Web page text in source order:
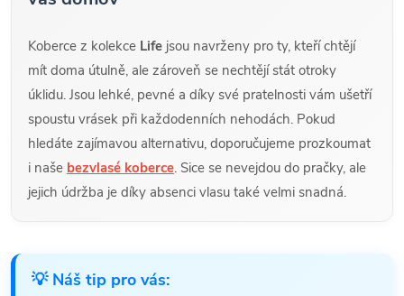
Koberce z kolekce Life jsou navrženy pro ty, kteří chtějí
mít doma útulně, ale zároveň se nechtějí stát otroky
úklidu. Jsou lehké, pevné a díky své pratelnosti vám ušetří
spoustu vrásek při každodenních nehodách. Pokud
hledáte zajímavou alternativu, doporučujeme prozkoumat
i naše bezvlasé koberce. Sice se nevejdou do pračky, ale
jejich údržba je díky absenci vlasu také velmi snadná.
💡 Náš tip pro vás: